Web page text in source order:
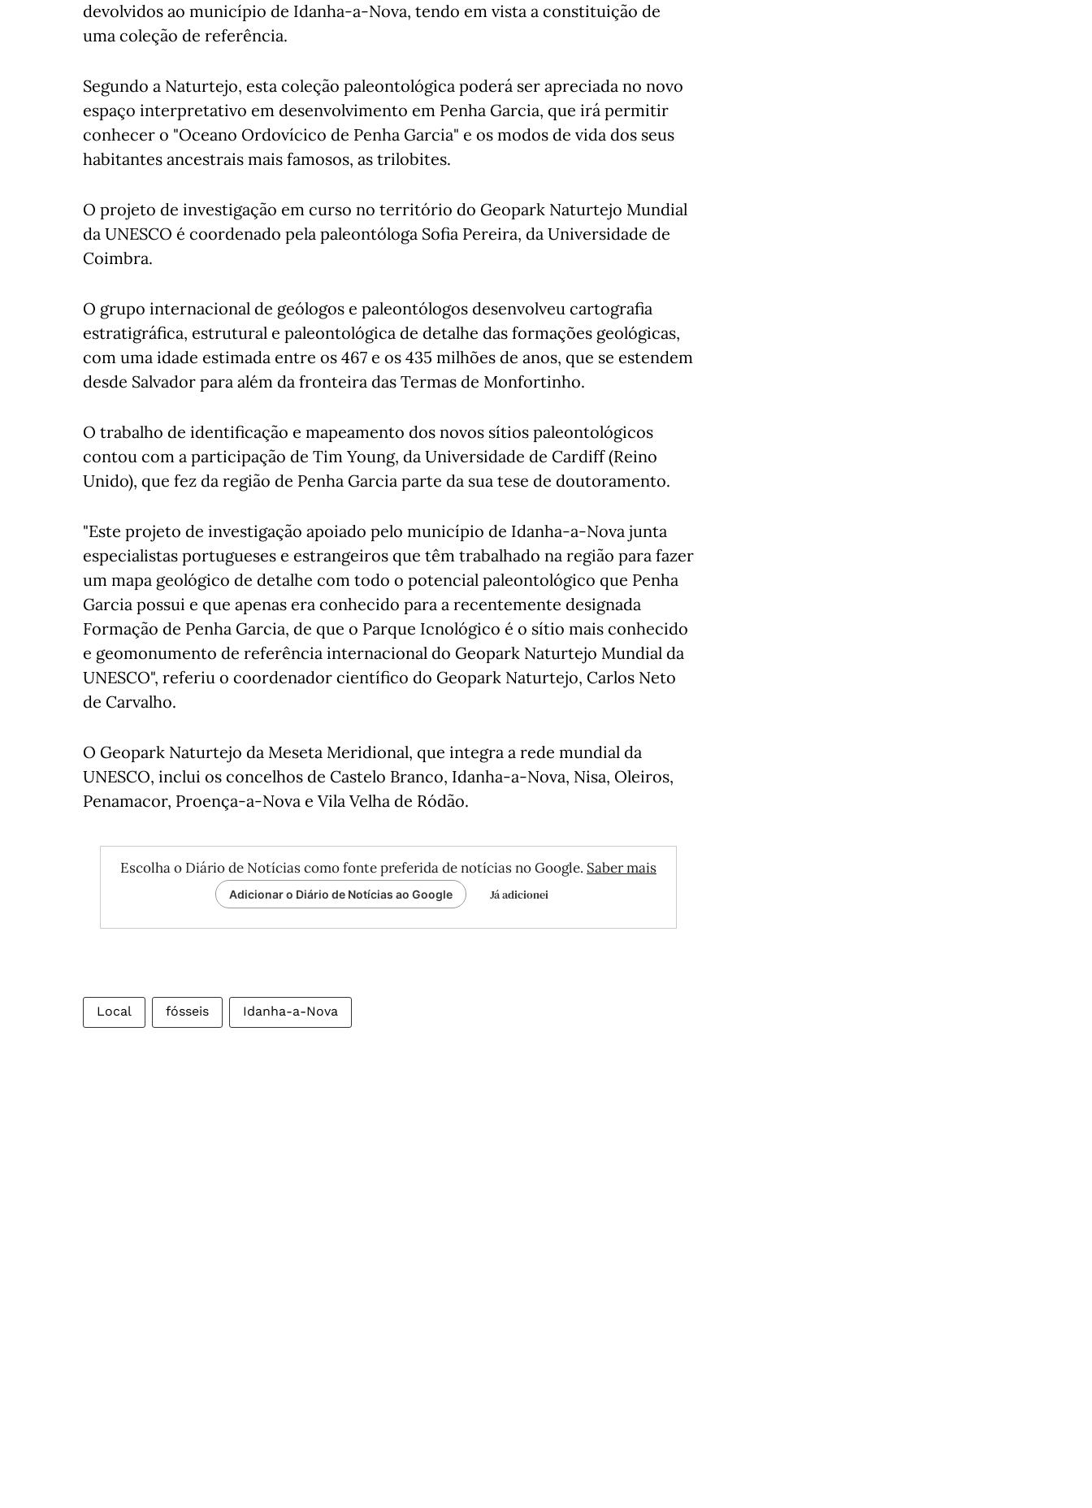
devolvidos ao município de Idanha-a-Nova, tendo em vista a constituição de
uma coleção de referência.
Segundo a Naturtejo, esta coleção paleontológica poderá ser apreciada no novo
espaço interpretativo em desenvolvimento em Penha Garcia, que irá permitir
conhecer o "Oceano Ordovícico de Penha Garcia" e os modos de vida dos seus
habitantes ancestrais mais famosos, as trilobites.
O projeto de investigação em curso no território do Geopark Naturtejo Mundial
da UNESCO é coordenado pela paleontóloga Sofia Pereira, da Universidade de
Coimbra.
O grupo internacional de geólogos e paleontólogos desenvolveu cartografia
estratigráfica, estrutural e paleontológica de detalhe das formações geológicas,
com uma idade estimada entre os 467 e os 435 milhões de anos, que se estendem
desde Salvador para além da fronteira das Termas de Monfortinho.
O trabalho de identificação e mapeamento dos novos sítios paleontológicos
contou com a participação de Tim Young, da Universidade de Cardiff (Reino
Unido), que fez da região de Penha Garcia parte da sua tese de doutoramento.
"Este projeto de investigação apoiado pelo município de Idanha-a-Nova junta
especialistas portugueses e estrangeiros que têm trabalhado na região para fazer
um mapa geológico de detalhe com todo o potencial paleontológico que Penha
Garcia possui e que apenas era conhecido para a recentemente designada
Formação de Penha Garcia, de que o Parque Icnológico é o sítio mais conhecido
e geomonumento de referência internacional do Geopark Naturtejo Mundial da
UNESCO", referiu o coordenador científico do Geopark Naturtejo, Carlos Neto
de Carvalho.
O Geopark Naturtejo da Meseta Meridional, que integra a rede mundial da
UNESCO, inclui os concelhos de Castelo Branco, Idanha-a-Nova, Nisa, Oleiros,
Penamacor, Proença-a-Nova e Vila Velha de Ródão.
Escolha o Diário de Notícias como fonte preferida de notícias no Google. Saber mais
Adicionar o Diário de Notícias ao Google Já adicionei
Local fósseis Idanha-a-Nova